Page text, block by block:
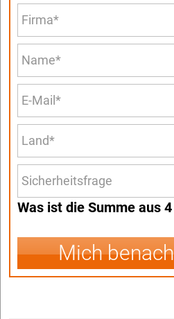
Was ist die Summe aus
Mich